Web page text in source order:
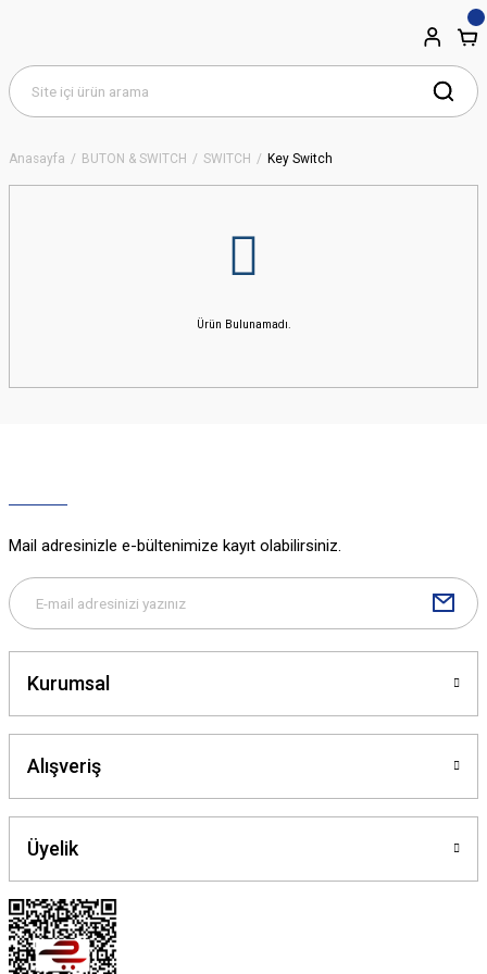
Anasayfa BUTON & SWITCH SWITCH Key Switch
Ürün Bulunamadı.
Mail adresinizle e-bültenimize kayıt olabilirsiniz.
Kurumsal
Alışveriş
Üyelik